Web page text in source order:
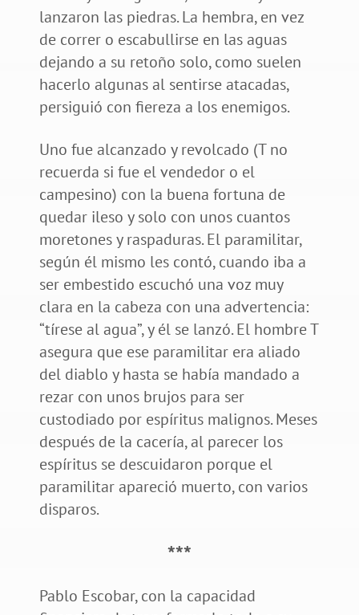
lanzaron las piedras. La hembra, en vez
de correr o escabullirse en las aguas
dejando a su retoño solo, como suelen
hacerlo algunas al sentirse atacadas,
persiguió con fiereza a los enemigos.
Uno fue alcanzado y revolcado (T no
recuerda si fue el vendedor o el
campesino) con la buena fortuna de
quedar ileso y solo con unos cuantos
moretones y raspaduras. El paramilitar,
según él mismo les contó, cuando iba a
ser embestido escuchó una voz muy
clara en la cabeza con una advertencia:
“tírese al agua”, y él se lanzó. El hombre T
asegura que ese paramilitar era aliado
del diablo y hasta se había mandado a
rezar con unos brujos para ser
custodiado por espíritus malignos. Meses
después de la cacería, al parecer los
espíritus se descuidaron porque el
paramilitar apareció muerto, con varios
disparos.
***
Pablo Escobar, con la capacidad